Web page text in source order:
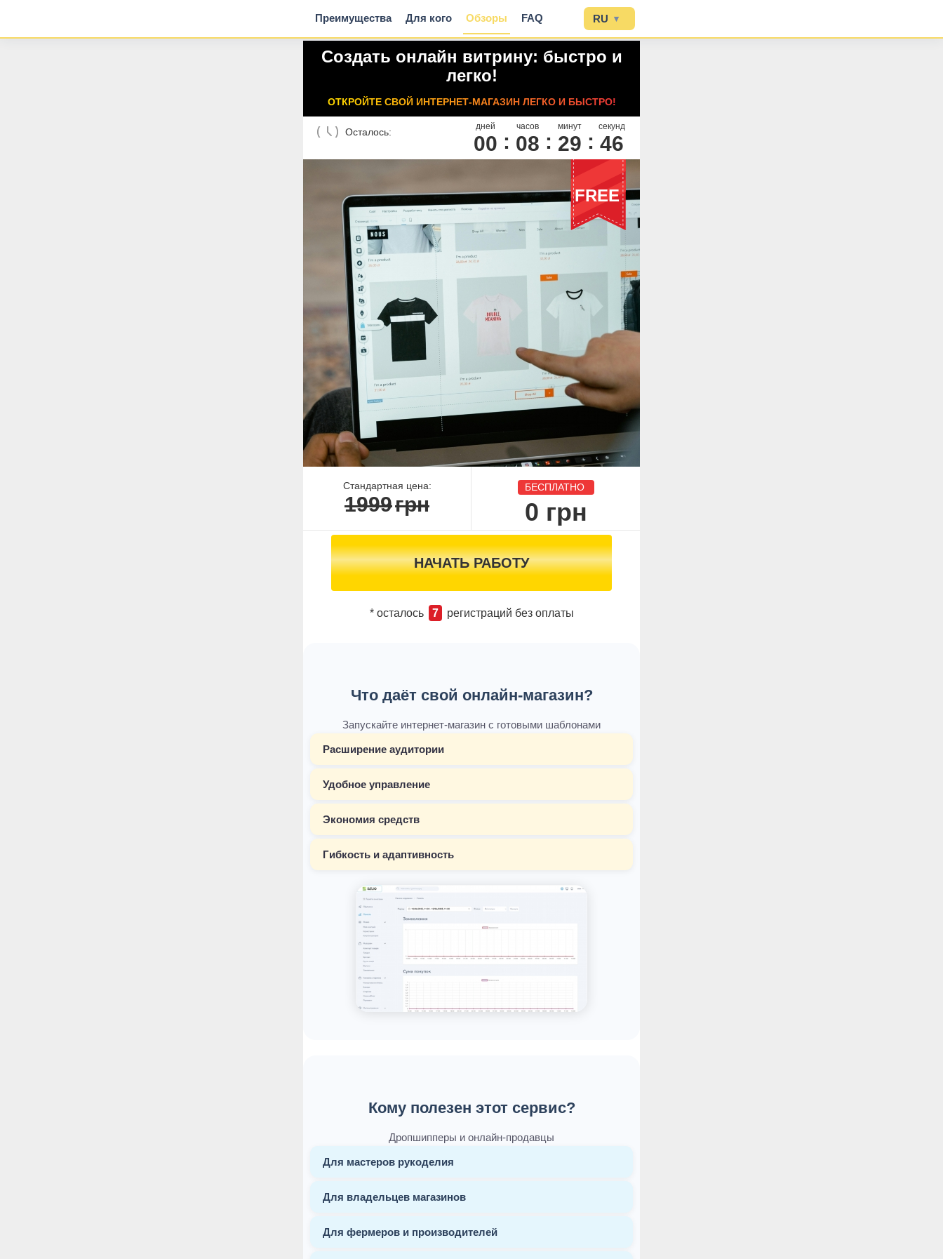
Преимущества Для кого Обзоры FAQ RU ▾
Создать онлайн витрину: быстро и
легко!
ОТКРОЙТЕ СВОЙ ИНТЕРНЕТ-МАГАЗИН ЛЕГКО И БЫСТРО!
Осталось: дней
00
часов
08
минут
29
секунд
45
FREE
Стандартная цена:
1999грн
БЕСПЛАТНО
0 грн
НАЧАТЬ РАБОТУ
* осталось 7 регистраций без оплаты
Что даёт свой онлайн-магазин?
Запускайте интернет-магазин с готовыми шаблонами
Расширение аудитории
Удобное управление
Экономия средств
Гибкость и адаптивность
Кому полезен этот сервис?
Дропшипперы и онлайн-продавцы
Для мастеров рукоделия
Для владельцев магазинов
Для фермеров и производителей